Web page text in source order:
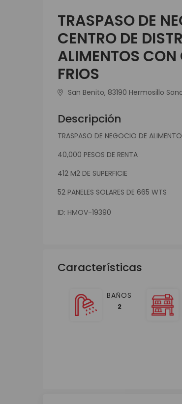
TRASPASO DE
CENTRO DE
ALIMENTOS CON
FRIOS
San Benito, 83190 Hermosillo
Descripción
TRASPASO DE NEGOCIO DE
40,000 PESOS DE RENTA
412 M2 DE SUPERFICIE
52 PANELES SOLARES DE 665 WTS
ID: HMOV-19390
Características
BAÑOS
2